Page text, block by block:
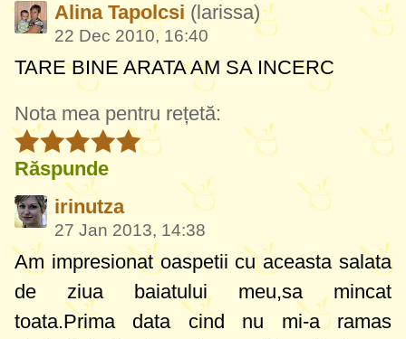
Alina Tapolcsi (larissa)
22 Dec 2010, 16:40
TARE BINE ARATA AM SA INCERC
Nota mea pentru rețetă:
Răspunde
irinutza
27 Jan 2013, 14:38
Am impresionat oaspetii cu aceasta salata
de ziua baiatului meu,sa mincat
toata.Prima data cind nu mi-a ramas